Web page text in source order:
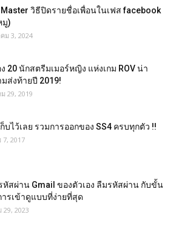
Master วิธีปิดรายชื่อเพื่อนในเฟส facebook
มู)
ม 3, 2024
20 นักสตรีมเมอร์หญิง แห่งเกม ROV น่า
ส่งท้ายปี 2019!
29, 2019
บไว้เลย รวมการออกของ SS4 ครบทุกตัว !!
7, 2017
หัสผ่าน Gmail ของตัวเอง ลืมรหัสผ่าน กับขั้น
รเข้าดูแบบที่ง่ายที่สุด
2023